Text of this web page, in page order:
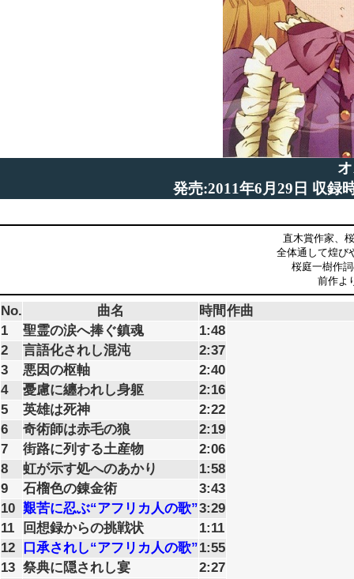
発売:2011年6月29日 収録
直木賞作家、
全体通して煌び
桜庭一樹作
前作よ
No. 曲名 時間作曲
1
聖霊の涙へ捧ぐ鎮魂 1:48
2 言語化されし混沌
2:37
3
悪因の枢軸
2:40
4
憂慮に纏われし身躯
2:16
5
英雄は死神
2:22
6
奇術師は赤毛の狼
2:19
7
街路に列する土産物
2:06
8
虹が示す処へのあかり
1:58
9
石榴色の錬金術
3:43
10 艱苦に忍ぶ“アフリカ人の歌”3:29
11
回想録からの挑戦状
1:11
12
口承されし“アフリカ人の歌”1:55
13 祭典に隠されし宴
2:27